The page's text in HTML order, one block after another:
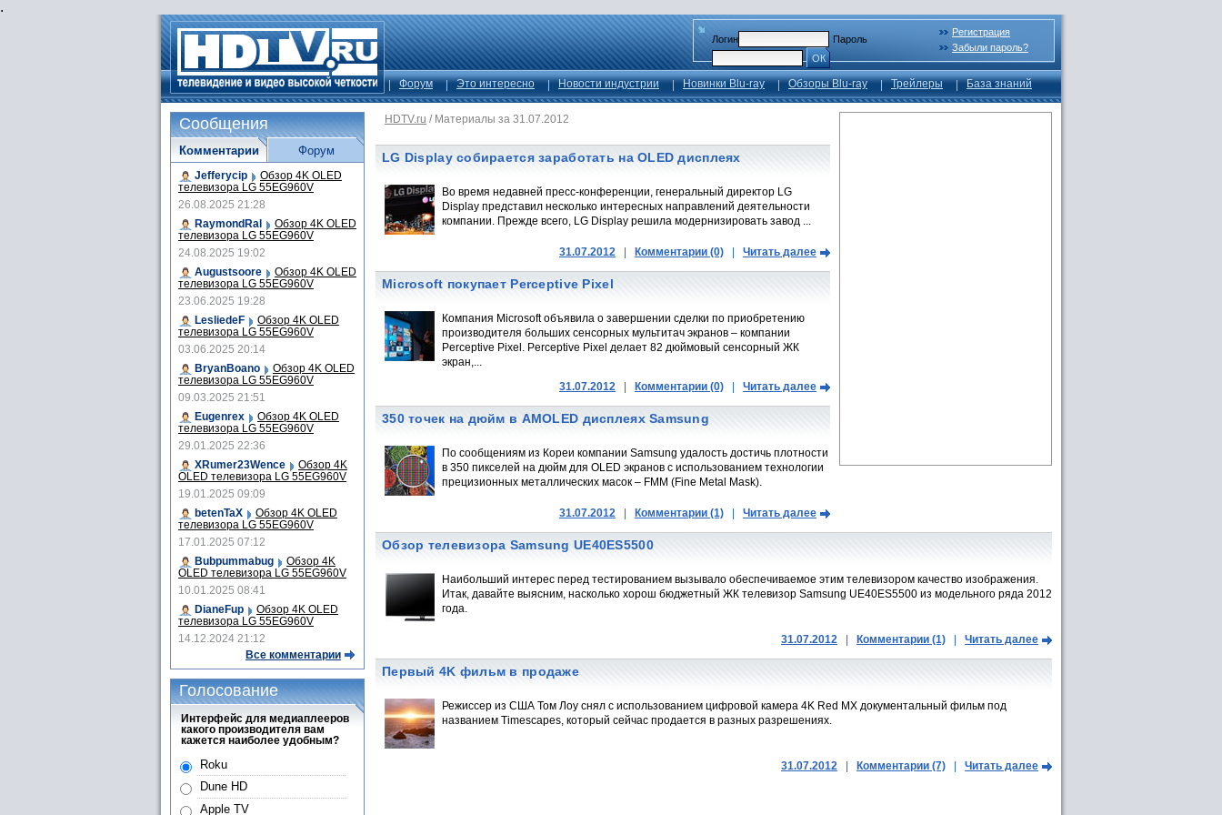
.
Логин
Пароль
ОК
Регистрация
Забыли пароль?
Форум Это интересно Новости индустрии Новинки Blu-ray Обзоры Blu-ray Трейлеры База знаний
HDTV.ru / Материалы за 31.07.2012
LG Display собирается заработать на OLED дисплеях
Во время недавней пресс-конференции, генеральный директор LG
Display представил несколько интересных направлений деятельности
компании. Прежде всего, LG Display решила модернизировать завод ...
31.07.2012 Комментарии (0) Читать далее
Microsoft покупает Perceptive Pixel
Компания Microsoft объявила о завершении сделки по приобретению
производителя больших сенсорных мультитач экранов – компании
Perceptive Pixel. Perceptive Pixel делает 82 дюймовый сенсорный ЖК
экран,...
31.07.2012
Комментарии (0) Читать далее
350 точек на дюйм в AMOLED дисплеях Samsung
По сообщениям из Кореи компании Samsung удалость достичь плотности
в 350 пикселей на дюйм для OLED экранов с использованием технологии
прецизионных металлических масок – FMM (Fine Metal Mask).
31.07.2012 Комментарии (1) Читать далее
Обзор телевизора Samsung UE40ES5500
Наибольший интерес перед тестированием вызывало обеспечиваемое этим телевизором качество изображения.
Итак, давайте выясним, насколько хорош бюджетный ЖК телевизор Samsung UE40ES5500 из модельного ряда 2012
года.
31.07.2012 Комментарии (1) Читать далее
Первый 4K фильм в продаже
Режиссер из США Том Лоу снял с использованием цифровой камера 4K Red MX документальный фильм под
названием Timescapes, который сейчас продается в разных разрешениях.
31.07.2012 Комментарии (7) Читать далее
Сообщения
Комментарии
Jefferycip Обзор 4K OLED
телевизора LG 55EG960V
26.08.2025 21:28
RaymondRal
Обзор 4K OLED
телевизора LG 55EG960V
24.08.2025 19:02
Augustsoore
Обзор 4K OLED
телевизора LG 55EG960V
23.06.2025 19:28
LesliedeF
Обзор 4K OLED
телевизора LG 55EG960V
03.06.2025 20:14
BryanBoano
Обзор 4K OLED
телевизора LG 55EG960V
09.03.2025 21:51
Eugenrex
Обзор 4K OLED
телевизора LG 55EG960V
29.01.2025 22:36
XRumer23Wence
Обзор 4K
OLED телевизора LG 55EG960V
19.01.2025 09:09
betenTaX
Обзор 4K OLED
телевизора LG 55EG960V
17.01.2025 07:12
Bubpummabug
Обзор 4K
OLED телевизора LG 55EG960V
10.01.2025 08:41
DianeFup
Обзор 4K OLED
телевизора LG 55EG960V
14.12.2024 21:12
Все комментарии
Форум
Голосование
Интерфейс для медиаплееров
какого производителя вам
кажется наиболее удобным?
Roku
Dune HD
Apple TV